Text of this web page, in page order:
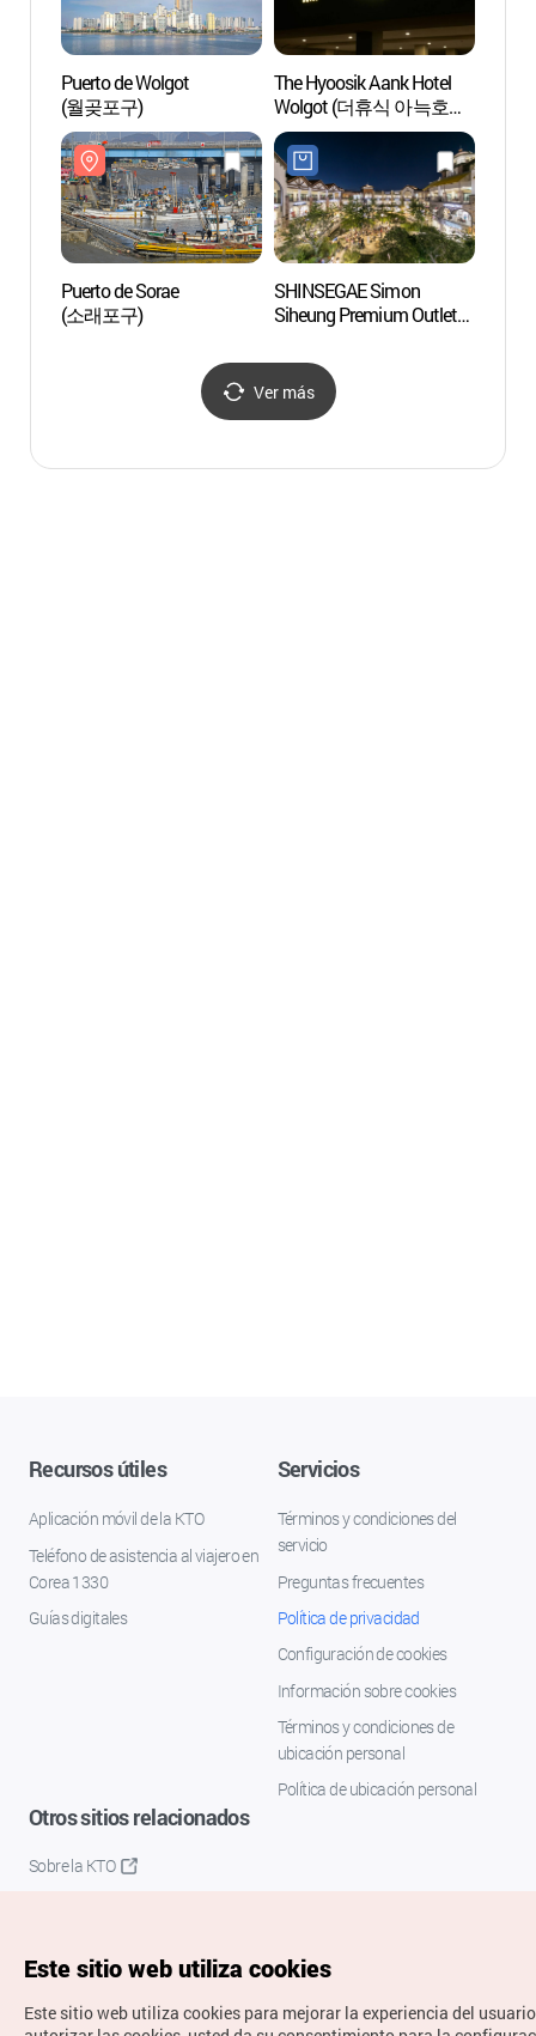
Puerto de Wolgot
(월곶포구)
The Hyoosik Aank Hotel
Wolgot (더휴식 아늑호텔
월곶점)
Puerto de Sorae
(소래포구)
SHINSEGAE Simon
Siheung Premium Outlets
프리미엄 아울렛)
Ver más
Recursos útiles
Aplicación móvil de la KTO
Teléfono de asistencia al viajero en
Corea 1330
Guías digitales
Servicios
Términos y condiciones del
servicio
Preguntas frecuentes
Política de privacidad
Configuración de cookies
Información sobre cookies
Términos y condiciones de
ubicación personal
Política de ubicación personal
Otros sitios relacionados
Sobre la KTO
Este sitio web utiliza cookies
Este sitio web utiliza cookies para mejorar la experiencia del